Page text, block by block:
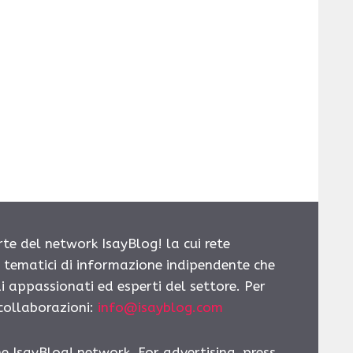
del network IsayBlog! la cui rete
di informazione indipendente che
ed esperti del settore. Per
info@isayblog.com